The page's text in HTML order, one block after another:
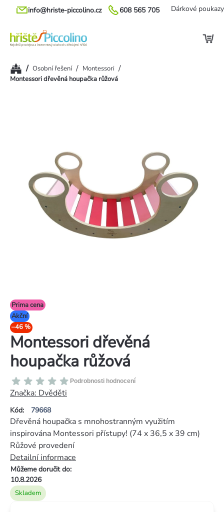
Přejít
608 565 705
info@hriste-piccolino.cz Dárkové poukazy
Domů/ Osobní řešení / Montessori /
Montessori dřevěná houpačka růžová
Prima cena
Akční
–46 %
Montessori dřevěná
houpačka růžová
Kód: 79668
Průměrné
hodnocení
produktu
je
0,0
z
5
hvězdiček.
Podrobnosti hodnocení
Značka: Dvěděti
Skladem
Můžeme doručit do:
10.8.2026
Dřevěná houpačka s mnohostranným využitím
inspirována Montessori přístupy! (74 x 36,5 x 39 cm)
Růžové provedení
Detailní informace